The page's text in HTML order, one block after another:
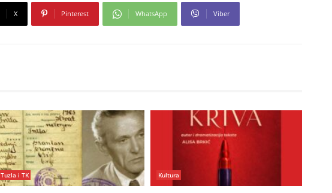
X Pinterest WhatsApp Viber
Tuzla i TK Kultura